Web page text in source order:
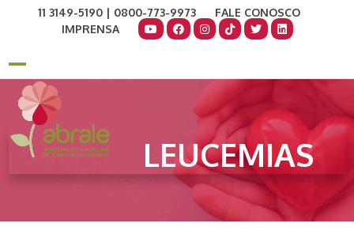
11 3149-5190 | 0800-773-9973
FALE CONOSCO
IMPRENSA
Open
mobile
menu
Close
mobile
menu
LEUCEMIAS